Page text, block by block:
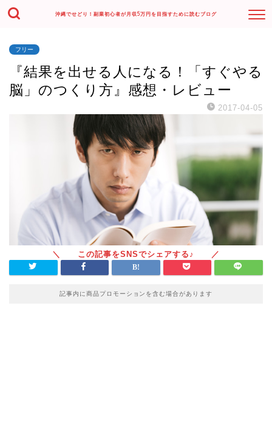
沖縄でせどり！副業初心者が月収5万円を目指すために読むブログ
フリー
『結果を出せる人になる！「すぐやる
脳」のつくり方』感想・レビュー
2017-04-05
記事内に商品プロモーションを含む場合があります